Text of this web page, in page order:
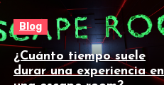
Blog
¿Cuánto tiempo suele
durar una experiencia en